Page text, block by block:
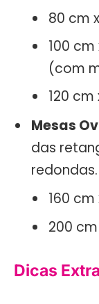
80 cm
100
(com
120
Mesas
das
redondas.
160
200
Dicas